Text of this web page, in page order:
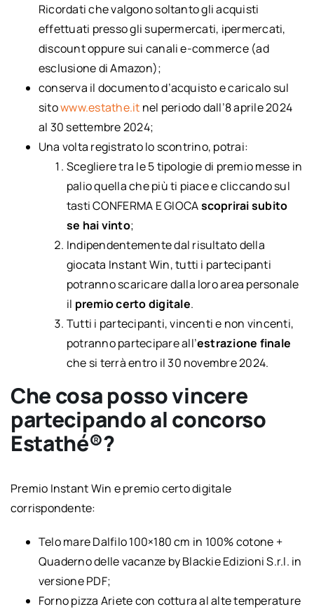
Ricordati che valgono soltanto gli acquisti
effettuati presso gli supermercati, ipermercati,
discount oppure sui canali e-commerce (ad
esclusione di Amazon);
conserva il documento d’acquisto e caricalo sul
sitowww.estathe.it nel periodo dall’8 aprile 2024
al 30 settembre 2024;
Una volta registrato lo scontrino, potrai:
Scegliere tra le 5 tipologie di premio messe in
palio quella che più ti piace e cliccando sul
tasti CONFERMA E GIOCAscoprirai subito
se hai vinto;
Indipendentemente dal risultato della
giocata Instant Win, tutti i partecipanti
potranno scaricare dalla loro area personale
il premio certo digitale.
Tutti i partecipanti, vincenti e non vincenti,
potranno partecipare all’estrazione finale
che si terrà entro il 30 novembre 2024.
Che cosa posso vincere
partecipando al concorso
Estathé®?
Premio Instant Win e premio certo digitale
corrispondente:
Telo mare Dalfilo 100×180 cm in 100% cotone +
Quaderno delle vacanze by Blackie Edizioni S.r.l. in
versione PDF;
Forno pizza Ariete con cottura al alte temperature